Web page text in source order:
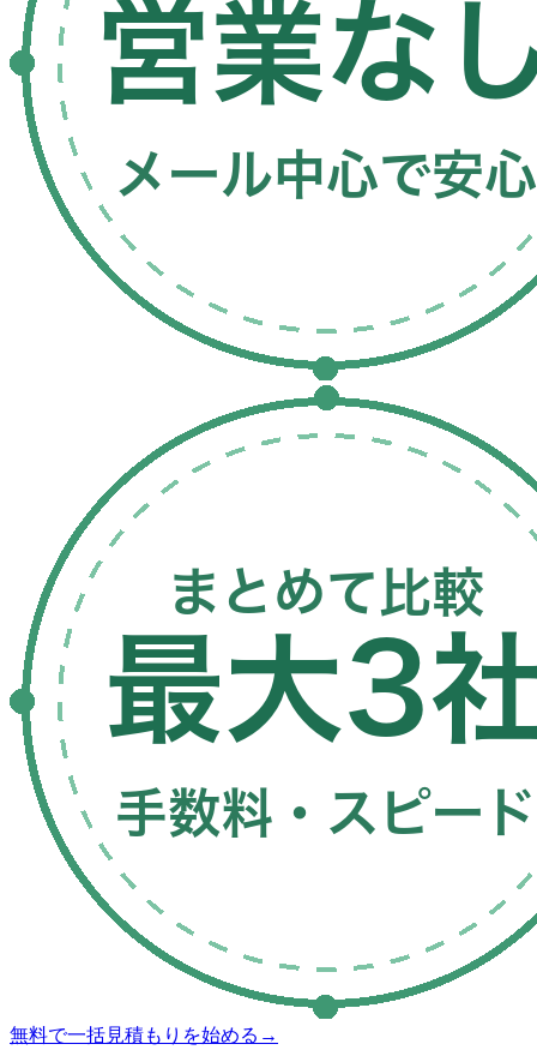
無料で一括見積もりを始める →